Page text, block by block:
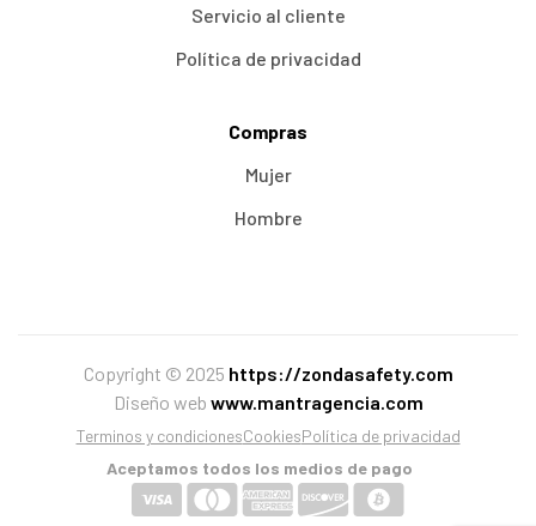
Servicio al cliente
Política de privacidad
Compras
Mujer
Hombre
Copyright © 2025 https://zondasafety.com
Diseño web www.mantragencia.com
Terminos y condicionesCookiesPolítica de privacidad
Aceptamos todos los medios de pago